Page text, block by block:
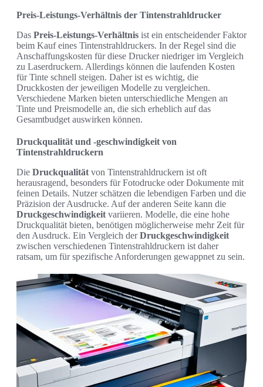
Preis-Leistungs-Verhältnis der Tintenstrahldrucker
Das Preis-Leistungs-Verhältnis ist ein entscheidender Faktor
beim Kauf eines Tintenstrahldruckers. In der Regel sind die
Anschaffungskosten für diese Drucker niedriger im Vergleich
zu Laserdruckern. Allerdings können die laufenden Kosten
für Tinte schnell steigen. Daher ist es wichtig, die
Druckkosten der jeweiligen Modelle zu vergleichen.
Verschiedene Marken bieten unterschiedliche Mengen an
Tinte und Preismodelle an, die sich erheblich auf das
Gesamtbudget auswirken können.
Druckqualität und -geschwindigkeit von
Tintenstrahldruckern
Die Druckqualität von Tintenstrahldruckern ist oft
herausragend, besonders für Fotodrucke oder Dokumente mit
feinen Details. Nutzer schätzen die lebendigen Farben und die
Präzision der Ausdrucke. Auf der anderen Seite kann die
Druckgeschwindigkeit variieren. Modelle, die eine hohe
Druckqualität bieten, benötigen möglicherweise mehr Zeit für
den Ausdruck. Ein Vergleich derDruckgeschwindigkeit
zwischen verschiedenen Tintenstrahldruckern ist daher
ratsam, um für spezifische Anforderungen gewappnet zu sein.